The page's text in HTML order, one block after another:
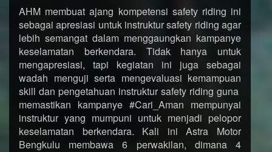
AHM membuat ajang kompetensi safety riding ini
sebagai apresiasi untuk instruktur safety riding agar
lebih semangat dalam menggaungkan kampanye
keselamatan berkendara. Tidak hanya untuk
mengapresiasi, tapi kegiatan ini juga sebagai
wadah menguji serta mengevaluasi kemampuan
skill dan pengetahuan instruktur safety riding guna
memastikan kampanye #Cari_Aman mempunyai
instruktur yang mumpuni untuk menjadi pelopor
keselamatan berkendara. Kali ini Astra Motor
Bengkulu membawa 6 perwakilan, dimana 4